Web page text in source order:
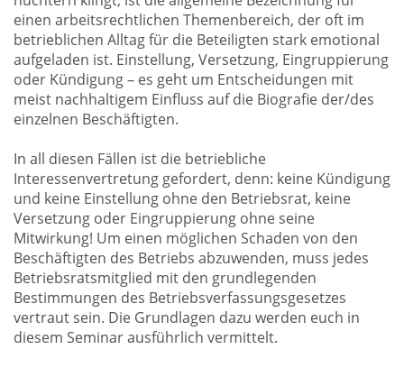
einen arbeitsrechtlichen Themenbereich, der oft im
betrieblichen Alltag für die Beteiligten stark emotional
aufgeladen ist. Einstellung, Versetzung, Eingruppierung
oder Kündigung – es geht um Entscheidungen mit
meist nachhaltigem Einfluss auf die Biografie der/des
einzelnen Beschäftigten.
In all diesen Fällen ist die betriebliche
Interessenvertretung gefordert, denn: keine Kündigung
und keine Einstellung ohne den Betriebsrat, keine
Versetzung oder Eingruppierung ohne seine
Mitwirkung! Um einen möglichen Schaden von den
Beschäftigten des Betriebs abzuwenden, muss jedes
Betriebsratsmitglied mit den grundlegenden
Bestimmungen des Betriebsverfassungsgesetzes
vertraut sein. Die Grundlagen dazu werden euch in
diesem Seminar ausführlich vermittelt.